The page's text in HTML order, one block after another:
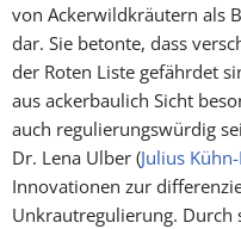
von Ackerwildkräutern als
dar. Sie betonte, dass
der Roten Liste gefährdet
aus ackerbaulich Sicht
auch regu­lierungswürdig
Dr. Lena Ulber (Julius
Innovationen zur
Unkrautregulierung. Durch